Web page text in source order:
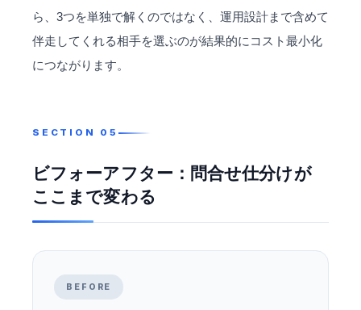
ら、3つを単独で解くのではなく、運用設計まで含めて
伴走してくれる相手を選ぶのが結果的にコスト最小化
につながります。
ビフォーアフター：問合せ仕分けが
ここまで変わる
BEFORE